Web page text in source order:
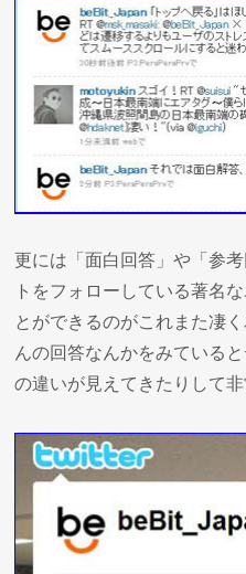
更には「面白回答」や「参
トをフォローしている著名
とができるのがこれまた凄
んの回答なんかをみている
の違いが見えてきたりして非